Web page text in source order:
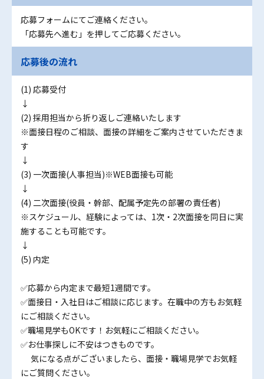
応募フォームにてご連絡ください。
「応募先へ進む」を押してご応募ください。
応募後の流れ
(1) 応募受付
↓
(2) 採用担当から折り返しご連絡いたします
※面接日程のご相談、面接の詳細をご案内させていただきま
す
↓
(3) 一次面接(人事担当)※WEB面接も可能
↓
(4) 二次面接(役員・幹部、配属予定先の部署の責任者)
※スケジュール、経験によっては、1次・2次面接を同日に実
施することも可能です。
↓
(5) 内定
✅応募から内定まで最短1週間です。
✅面接日・入社日はご相談に応じます。在職中の方もお気軽
にご相談ください。
✅職場見学もOKです！お気軽にご相談ください。
✅お仕事探しに不安はつきものです。
気になる点がございましたら、面接・職場見学でお気軽
にご質問ください。